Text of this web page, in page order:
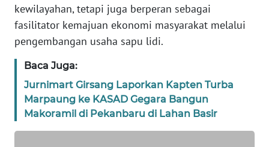
kewilayahan, tetapi juga berperan sebagai
fasilitator kemajuan ekonomi masyarakat melalui
pengembangan usaha sapu lidi.
Baca Juga:
Jurnimart Girsang Laporkan Kapten Turba
Marpaung ke KASAD Gegara Bangun
Makoramil di Pekanbaru di Lahan Basir
WN
SUMUT
JAKARTA
WN
JABAR